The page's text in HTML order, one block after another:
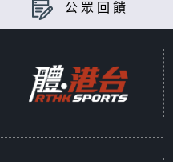
公眾回饋